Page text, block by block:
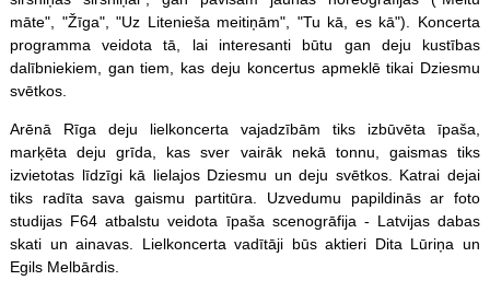
māte", "Žīga", "Uz Litenieša meitiņām", "Tu kā, es kā"). Koncerta
programma veidota tā, lai interesanti būtu gan deju kustības
dalībniekiem, gan tiem, kas deju koncertus apmeklē tikai Dziesmu
svētkos.
Arēnā Rīga deju lielkoncerta vajadzībām tiks izbūvēta īpaša,
marķēta deju grīda, kas sver vairāk nekā tonnu, gaismas tiks
izvietotas līdzīgi kā lielajos Dziesmu un deju svētkos. Katrai dejai
tiks radīta sava gaismu partitūra. Uzvedumu papildinās ar foto
studijas F64 atbalstu veidota īpaša scenogrāfija - Latvijas dabas
skati un ainavas. Lielkoncerta vadītāji būs aktieri Dita Lūriņa un
Egils Melbārdis.